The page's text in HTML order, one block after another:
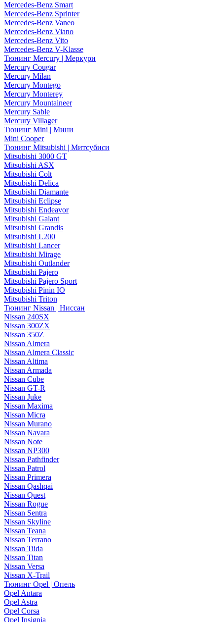
Mercedes-Benz Smart
Mercedes-Benz Sprinter
Mercedes-Benz Vaneo
Mercedes-Benz Viano
Mercedes-Benz Vito
Mercedes-Benz V-Klasse
Тюнинг Mercury | Меркури
Mercury Cougar
Mercury Milan
Mercury Montego
Mercury Monterey
Mercury Mountaineer
Mercury Sable
Mercury Villager
Тюнинг Mini | Мини
Mini Cooper
Тюнинг Mitsubishi | Митсубиси
Mitsubishi 3000 GT
Mitsubishi ASX
Mitsubishi Colt
Mitsubishi Delica
Mitsubishi Diamante
Mitsubishi Eclipse
Mitsubishi Endeavor
Mitsubishi Galant
Mitsubishi Grandis
Mitsubishi L200
Mitsubishi Lancer
Mitsubishi Mirage
Mitsubishi Outlander
Mitsubishi Pajero
Mitsubishi Pajero Sport
Mitsubishi Pinin IO
Mitsubishi Triton
Тюнинг Nissan | Ниссан
Nissan 240SX
Nissan 300ZX
Nissan 350Z
Nissan Almera
Nissan Almera Classic
Nissan Altima
Nissan Armada
Nissan Cube
Nissan GT-R
Nissan Juke
Nissan Maxima
Nissan Micra
Nissan Murano
Nissan Navara
Nissan Note
Nissan NP300
Nissan Pathfinder
Nissan Patrol
Nissan Primera
Nissan Qashqai
Nissan Quest
Nissan Rogue
Nissan Sentra
Nissan Skyline
Nissan Teana
Nissan Terrano
Nissan Tiida
Nissan Titan
Nissan Versa
Nissan X-Trail
Тюнинг Opel | Опель
Opel Antara
Opel Astra
Opel Corsa
Opel Insignia